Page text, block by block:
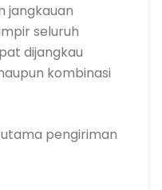
jangkauan
seluruh
dijangkau
kombinasi
pengiriman